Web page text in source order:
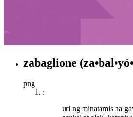
zabaglione
png
:
uri ng minatamis na